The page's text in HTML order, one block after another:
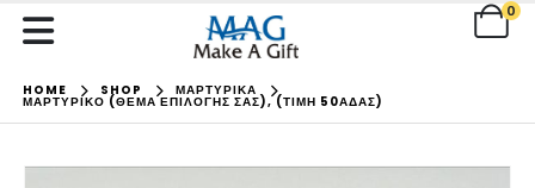
0
HOME SHOP ΜΑΡΤΥΡΙΚΑ
ΜΑΡΤΥΡΙΚΌ (ΘΈΜΑ ΕΠΙΛΟΓΉΣ ΣΑΣ), (ΤΙΜΉ 50ΆΔΑΣ)